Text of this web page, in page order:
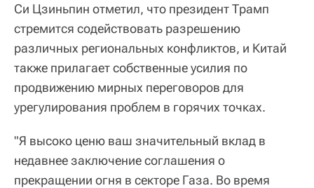
Си Цзиньпин отметил, что президент Трамп
стремится содействовать разрешению
различных региональных конфликтов, и Китай
также прилагает собственные усилия по
продвижению мирных переговоров для
урегулирования проблем в горячих точках.
"Я высоко ценю ваш значительный вклад в
недавнее заключение соглашения о
прекращении огня в секторе Газа. Во время